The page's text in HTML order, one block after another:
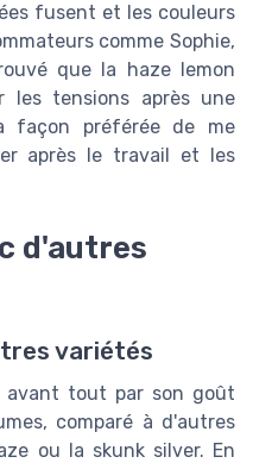
fusent et les couleurs
comme Sophie,
que la haze lemon
les tensions après une
façon préférée de me
après le travail et les
d'autres
variétés
avant tout par son goût
comparé à d'autres
ou la skunk silver. En